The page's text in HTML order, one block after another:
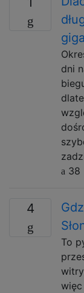
dni
38
4
To
więc